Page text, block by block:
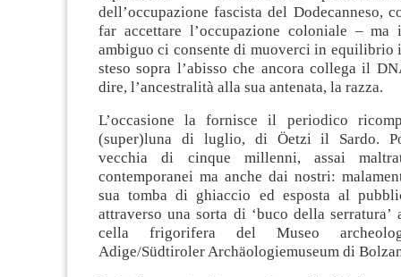
dell’occupazione fascista del Dodecanneso,
far accettare l’occupazione coloniale –
ambiguo ci consente di muoverci in equilibrio
steso sopra l’abisso che ancora collega il
dire, l’ancestralità alla sua antenata, la razza.
L’occasione la fornisce il periodico
(super)luna di luglio, di Öetzi il Sardo.
vecchia di cinque millenni, assai
contemporanei ma anche dai nostri:
sua tomba di ghiaccio ed esposta al
attraverso una sorta di ‘buco della serratura’
cella frigorifera del Museo
Adige/Südtiroler Archäologiemuseum di